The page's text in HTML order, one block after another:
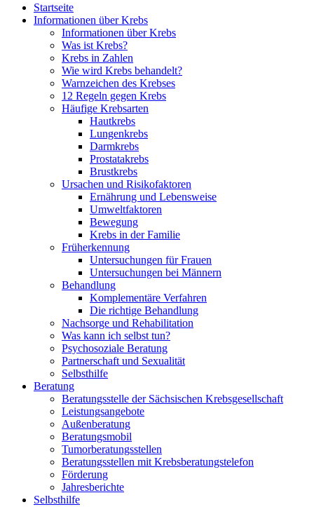
Startseite
Informationen über Krebs
Informationen über Krebs
Was ist Krebs?
Krebs in Zahlen
Wie wird Krebs behandelt?
Warnzeichen des Krebses
12 Regeln gegen Krebs
Häufige Krebsarten
Hautkrebs
Lungenkrebs
Darmkrebs
Prostatakrebs
Brustkrebs
Ursachen und Risikofaktoren
Ernährung und Lebensweise
Umweltfaktoren
Bewegung
Krebs in der Familie
Früherkennung
Untersuchungen für Frauen
Untersuchungen bei Männern
Behandlung
Komplementäre Verfahren
Die richtige Behandlung
Nachsorge und Rehabilitation
Was kann ich selbst tun?
Psychosoziale Beratung
Partnerschaft und Sexualität
Selbsthilfe
Beratung
Beratungsstelle der Sächsischen Krebsgesellschaft
Leistungsangebote
Außenberatung
Beratungsmobil
Tumorberatungsstellen
Beratungsstellen mit Krebsberatungstelefon
Förderung
Jahresberichte
Selbsthilfe